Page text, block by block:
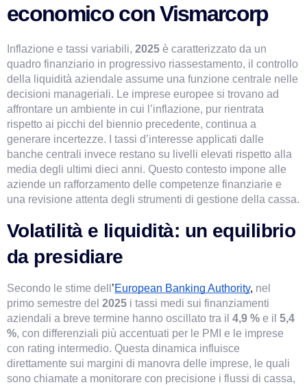
economico con Vismarcorp
Inflazione e tassi variabili, 2025 è caratterizzato da un
quadro finanziario in progressivo riassestamento, il controllo
della liquidità aziendale assume una funzione centrale nelle
decisioni manageriali. Le imprese europee si trovano ad
affrontare un ambiente in cui l’inflazione, pur rientrata
rispetto ai picchi del biennio precedente, continua a
generare incertezze. I tassi d’interesse applicati dalle
banche centrali invece restano su livelli elevati rispetto alla
media degli ultimi dieci anni. Questo contesto impone alle
aziende un rafforzamento delle competenze finanziarie e
una revisione attenta degli strumenti di gestione della cassa.
Volatilità e liquidità: un equilibrio
da presidiare
Secondo le stime dell ’European Banking Authority, nel
primo semestre del 2025 i tassi medi sui finanziamenti
aziendali a breve termine hanno oscillato tra il 4,9 % e il 5,4
%, con differenziali più accentuati per le PMI e le imprese
con rating intermedio. Questa dinamica influisce
direttamente sui margini di manovra delle imprese, le quali
sono chiamate a monitorare con precisione i flussi di cassa,
Salve! Sono VismarChat, l'agente AI di Vismarcorp. In